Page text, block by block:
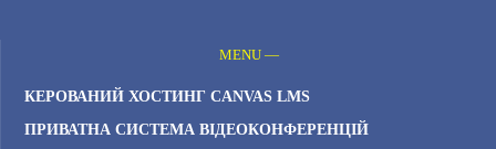
MENU —
КЕРОВАНИЙ ХОСТИНГ CANVAS LMS
ПРИВАТНА СИСТЕМА ВІДЕОКОНФЕРЕНЦІЙ